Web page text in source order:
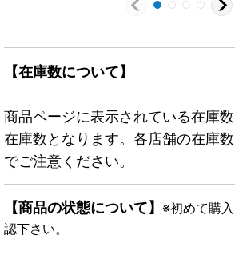
【在庫数について】
商品ページに表示されている在庫
在庫数となります。各店舗の在庫
でご注意ください。
【商品の状態について】 ※初めて購
認下さい。